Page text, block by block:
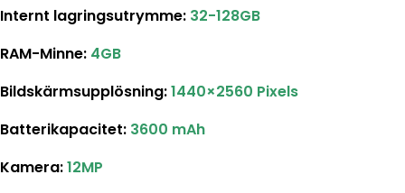
Internt lagringsutrymme: 32-128GB
RAM-Minne: 4GB
Bildskärmsupplösning:1440×2560 Pixels
Batterikapacitet: 3600 mAh
Kamera:12MP